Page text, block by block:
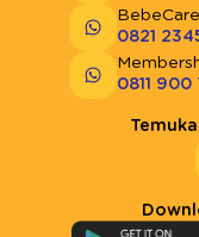
0821
0811 900